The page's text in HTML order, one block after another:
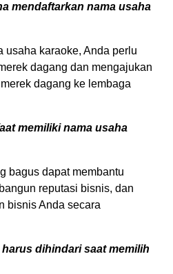
mendaftarkan nama usaha
usaha karaoke, Anda perlu
dagang dan mengajukan
dagang ke lembaga
memiliki nama usaha
bagus dapat membantu
reputasi bisnis, dan
bisnis Anda secara
dihindari saat memilih